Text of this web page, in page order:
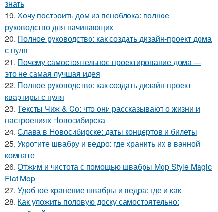
знать
19. Хочу построить дом из пеноблока: полное
руководство для начинающих
20. Полное руководство: как создать дизайн-проект дома
с нуля
21. Почему самостоятельное проектирование дома —
это не самая лучшая идея
22. Полное руководство: как создать дизайн-проект
квартиры с нуля
23. Тексты Чиж & Co: что они рассказывают о жизни и
настроениях Новосибирска
24. Слава в Новосибирске: даты концертов и билеты
25. Укротите швабру и ведро: где хранить их в ванной
комнате
26. Отжим и чистота с помощью швабры Mop Style Magic
Flat Mop
27. Удобное хранение швабры и ведра: где и как
28. Как уложить половую доску самостоятельно: